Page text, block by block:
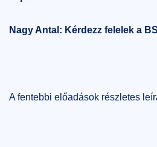
Nagy Antal: Kérdezz felelek a
A fentebbi előadások részletes